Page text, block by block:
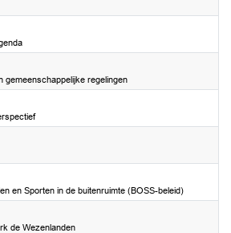
gemeenschappelijke regelingen
en Sporten in de buitenruimte (BOSS-beleid)
de Wezenlanden